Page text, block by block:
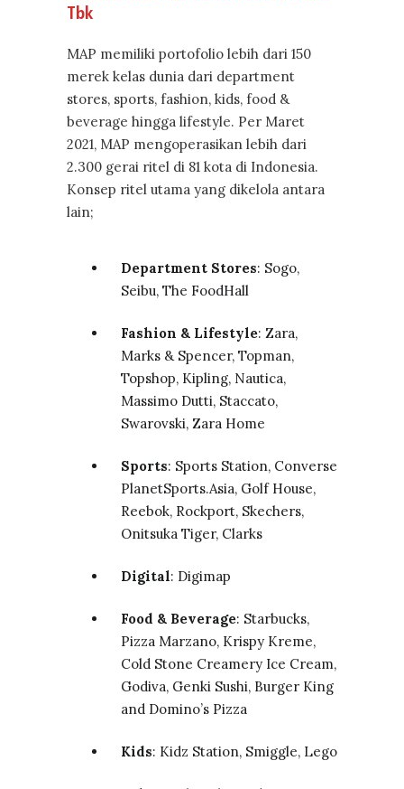
Tbk
MAP memiliki portofolio lebih dari 150
merek kelas dunia dari department
stores, sports, fashion, kids, food &
beverage hingga lifestyle. Per Maret
2021, MAP mengoperasikan lebih dari
2.300 gerai ritel di 81 kota di Indonesia.
Konsep ritel utama yang dikelola antara
lain;
Department Stores: Sogo,
Seibu, The FoodHall
Fashion & Lifestyle: Zara,
Marks & Spencer, Topman,
Topshop, Kipling, Nautica,
Massimo Dutti, Staccato,
Swarovski, Zara Home
Sports: Sports Station, Converse
PlanetSports.Asia, Golf House,
Reebok, Rockport, Skechers,
Onitsuka Tiger, Clarks
Digital: Digimap
Food & Beverage: Starbucks,
Pizza Marzano, Krispy Kreme,
Cold Stone Creamery Ice Cream,
Godiva, Genki Sushi, Burger King
and Domino’s Pizza
Kids: Kidz Station, Smiggle, Lego